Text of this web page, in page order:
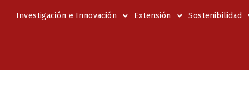
Investigación e Innovación Extensión Sostenibilidad